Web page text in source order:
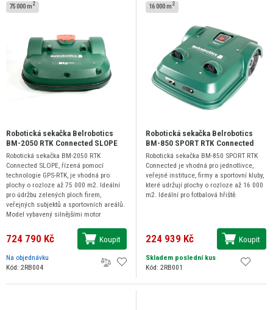
75 000 m 2
Robotická sekačka Belrobotics
BM-2050 RTK Connected SLOPE
Robotická sekačka BM-2050 RTK
Connected SLOPE, řízená pomocí
technologie GPS-RTK, je vhodná pro
plochy o rozloze až 75 000 m2. Ideální
pro údržbu zelených ploch firem,
veřejných subjektů a sportovních areálů.
Model vybavený silnějšími motor
724 790 Kč Koupit
Na objednávku
Kód: 2RB004
16 000 m 2
Robotická sekačka Belrobotics
BM-850 SPORT RTK Connected
Robotická sekačka BM-850 SPORT RTK
Connected je vhodná pro jednotlivce,
veřejné instituce, firmy a sportovní kluby,
které udržují plochy o rozloze až 16 000
m2. Ideální pro fotbalová hřiště.
224 939 Kč Koupit
Skladem poslední kus
Kód: 2RB001